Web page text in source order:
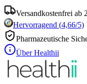
Versandkostenfrei ab
Hervorragend (4,66/5)
Pharmazeutische
Über Healthii